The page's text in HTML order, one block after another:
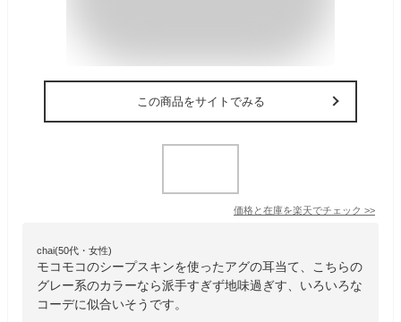
この商品をサイトでみる
価格と在庫を楽天でチェック >>
chai(50代・女性)
モコモコのシープスキンを使ったアグの耳当て、こちらの
グレー系のカラーなら派手すぎず地味過ぎす、いろいろな
コーデに似合いそうです。